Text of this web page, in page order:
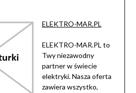
ELEKTRO-MAR.PL
ELEKTRO-MAR.PL to
Twy niezawodny
partner w świecie
elektryki. Nasza oferta
zawiera wszystko,